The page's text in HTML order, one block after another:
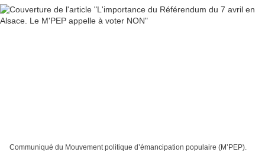
Communiqué du Mouvement politique d’émancipation populaire (M’PEP).